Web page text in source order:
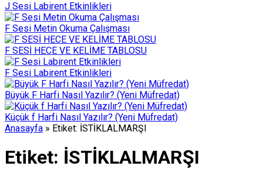
J Sesi Labirent Etkinlikleri
F Sesi Metin Okuma Çalışması
F SESİ HECE VE KELİME TABLOSU
F Sesi Labirent Etkinlikleri
Büyük F Harfi Nasıl Yazılır? (Yeni Müfredat)
Küçük f Harfi Nasıl Yazılır? (Yeni Müfredat)
Anasayfa » Etiket: İSTİKLALMARŞI
Etiket: İSTİKLALMARŞI